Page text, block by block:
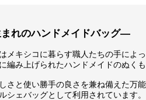
れのハンドメイドバッグ―
メキシコに暮らす職人たちの手によ
編み上げられたハンドメイドのぬく
さと使い勝手の良さを兼ね備えた万
シェバッグとして利用されています。